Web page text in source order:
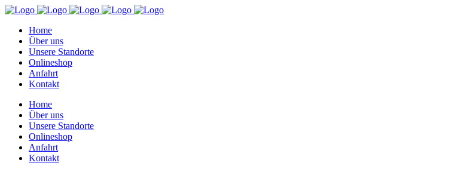
Home
Über uns
Unsere Standorte
Onlineshop
Anfahrt
Kontakt
Home
Über uns
Unsere Standorte
Onlineshop
Anfahrt
Kontakt